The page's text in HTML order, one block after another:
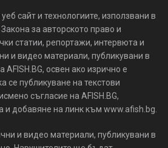
сайт и технологиите, използвани в
за авторското право и
статии, репортажи, интервюта и
и видео материали, публикувани в
AFISH.BG, освен ако изрично е
се публикуване на текстови
съгласие на AFISH.BG,
и добавяне на линк към www.afish.bg.
и видео материали, публикувани в